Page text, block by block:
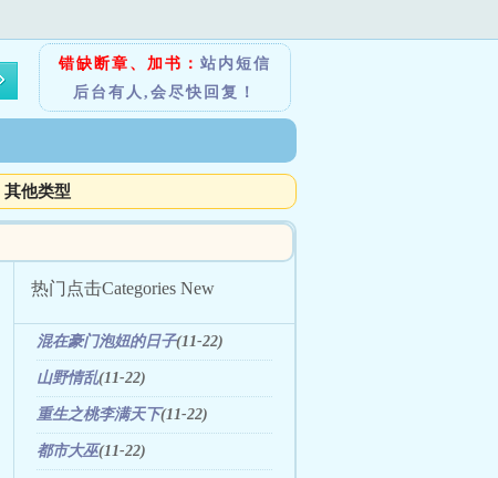
错缺断章、加书： 站内短信
后台有人,会尽快回复！
其他类型
热门点击Categories New
混在豪门泡妞的日子(11-22)
山野情乱(11-22)
重生之桃李满天下(11-22)
都市大巫(11-22)